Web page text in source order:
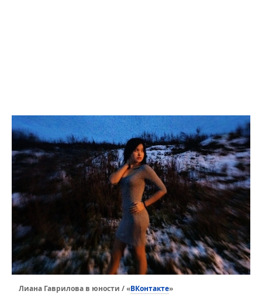
Лиана Гаврилова в юности / «ВКонтакте»